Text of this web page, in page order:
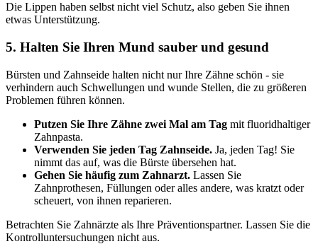
Die Lippen haben selbst nicht viel Schutz, also geben Sie ihnen
etwas Unterstützung.
5. Halten Sie Ihren Mund sauber und gesund
Bürsten und Zahnseide halten nicht nur Ihre Zähne schön - sie
verhindern auch Schwellungen und wunde Stellen, die zu größeren
Problemen führen können.
Putzen Sie Ihre Zähne zwei Mal am Tag mit fluoridhaltiger
Zahnpasta.
Verwenden Sie jeden Tag Zahnseide. Ja, jeden Tag! Sie
nimmt das auf, was die Bürste übersehen hat.
Gehen Sie häufig zum Zahnarzt. Lassen Sie
Zahnprothesen, Füllungen oder alles andere, was kratzt oder
scheuert, von ihnen reparieren.
Betrachten Sie Zahnärzte als Ihre Präventionspartner. Lassen Sie die
Kontrolluntersuchungen nicht aus.